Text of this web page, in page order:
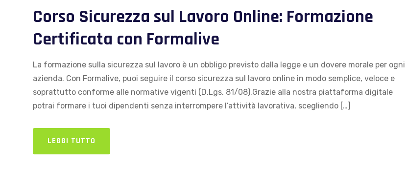
Corso Sicurezza sul Lavoro Online: Formazione
Certificata con Formalive
La formazione sulla sicurezza sul lavoro è un obbligo previsto dalla legge e un dovere morale per ogni
azienda. Con Formalive, puoi seguire il corso sicurezza sul lavoro online in modo semplice, veloce e
soprattutto conforme alle normative vigenti (D.Lgs. 81/08).Grazie alla nostra piattaforma digitale
potrai formare i tuoi dipendenti senza interrompere l’attività lavorativa, scegliendo […]
LEGGI TUTTO